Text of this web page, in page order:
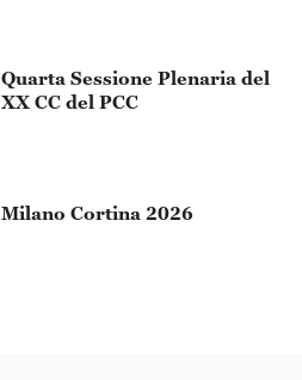
Quarta Sessione Plenaria del
XX CC del PCC
Milano Cortina 2026